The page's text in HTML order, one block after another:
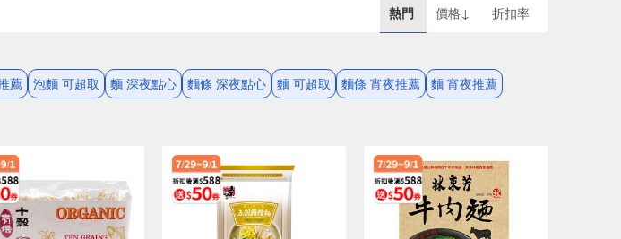
熱門 價格↓ 折扣率
薦 泡麵 可超取 麵 深夜點心 麵條 深夜點心 麵 可超取 麵條 宵夜推薦 麵 宵夜推薦